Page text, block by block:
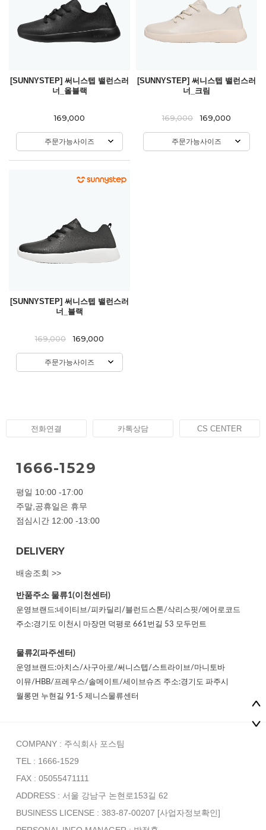
[SUNNYSTEP] 써니스텝 밸런스러
너_올블랙
169,000
주문가능사이즈
[SUNNYSTEP] 써니스텝 밸런스러
너_크림
169,000 169,000
주문가능사이즈
[SUNNYSTEP] 써니스텝 밸런스러
너_블랙
169,000 169,000
주문가능사이즈
전화연결 카톡상담 CS CENTER
1666-1529
평일 10:00 -17:00
주말,공휴일은 휴무
점심시간 12:00 -13:00
DELIVERY
배송조회 >>
반품주소 물류1(이천센터)
운영브랜드:네이티브/피카딜리/블런드스톤/삭리스핏/에어로코드
주소:경기도 이천시 마장면 덕평로 661번길 53 모두먼트
물류2(파주센터)
운영브랜드:아치스/사구아로/써니스텝/스트라이브/마니토바
이뮤/HBB/프레우스/솔메이트/세이브슈즈 주소:경기도 파주시
월롱면 누현길 91-5 제니스물류센터
COMPANY : 주식회사 포스팀
TEL : 1666-1529
FAX : 05055471111
ADDRESS : 서울 강남구 논현로153길 62
BUSINESS LICENSE : 383-87-00207 [사업자정보확인]